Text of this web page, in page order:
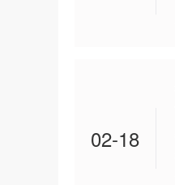
02-18